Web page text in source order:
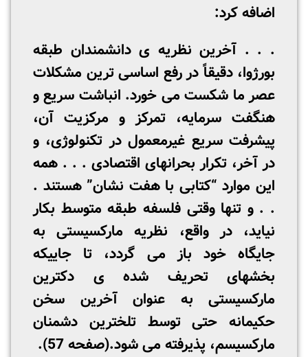
اضافه کرد:
. . . آخرین نظریه­ ی دانشمندان طبقه
بورژوا، دقیقاً در رفع اساسی­ ترین مشکلات
عصر ما شکست می­ خورد. انباشت سریع و
هنگفت سرمایه، تمرکز و مرکزیت آن،
پیشرفت سریع غیرمعمول در تکنولوژی، و
در آخر، تکرار بحرانهای اقتصادی . . . همه
این موارد “کتابی با هفت نشان” هستند .
. . و تنها وقتی فلسفه طبقه متوسط بکار
نیاید، در واقع، نظریه مارکسیستی به
جایگاه خود باز می­ گردد، تا جاییکه
بخشهای تحریف شده­ ی دکترین
مارکسیستی به عنوان آخرین سخن
حکیمانه حتی توسط تلخترین دشمنان
مارکسیسم، پذیرفته می­ شود.(صفحه 57).